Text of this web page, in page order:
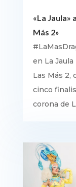
«La Jaula»
Más 2»
en La
Las Más 2,
cinco
corona de